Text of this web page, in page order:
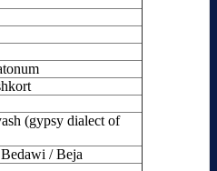
(gypsy dialect of
/ Beja